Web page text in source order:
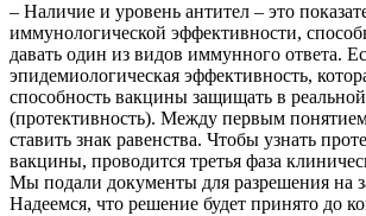
– Наличие и уровень антител – это
иммунологической эффективности,
давать один из видов иммунного ответа.
эпидемиологическая эффективность,
способность вакцины защищать в
(протективность). Между первым
ставить знак равенства. Чтобы узнать
вакцины, проводится третья фаза
Мы подали документы для разрешения на
Надеемся, что решение будет принято до